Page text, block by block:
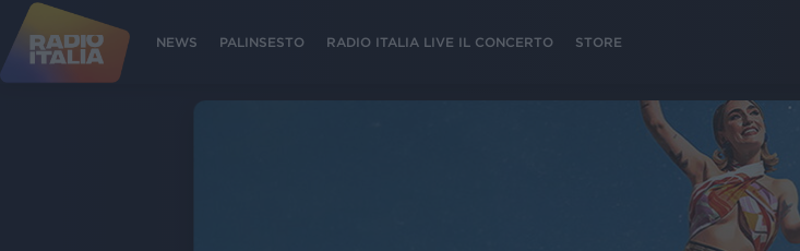
NEWS PALINSESTO RADIO ITALIA LIVE IL CONCERTO STORE